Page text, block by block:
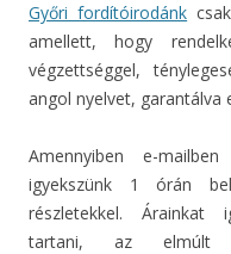
Győri fordítóirodánk
amellett, hogy
végzettséggel,
angol nyelvet, garantálva
Amennyiben e-
igyekszünk 1 órán
részletekkel. Árainkat
tartani, az elmúlt